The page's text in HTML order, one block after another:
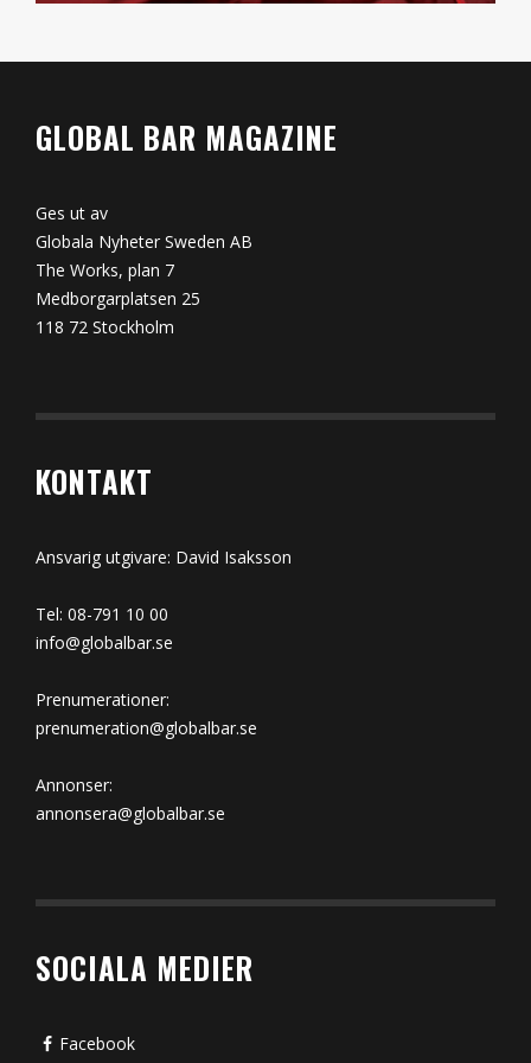
GLOBAL BAR MAGAZINE
Ges ut av
Globala Nyheter Sweden AB
The Works, plan 7
Medborgarplatsen 25
118 72 Stockholm
KONTAKT
Ansvarig utgivare: David Isaksson
Tel: 08-791 10 00
info@globalbar.se
Prenumerationer:
prenumeration@globalbar.se
Annonser:
annonsera@globalbar.se
SOCIALA MEDIER
Facebook